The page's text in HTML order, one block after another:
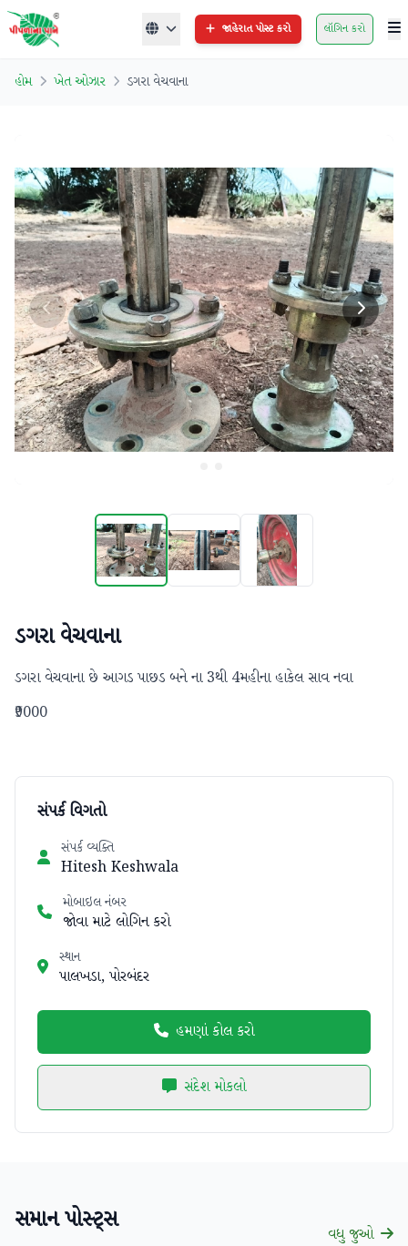
જાહેરાત પોસ્ટ કરો લૉગિન કરો
હોમ ખેત ઓઝાર ડગરા વેચવાના
ડગરા વેચવાના
ડગરા વેચવાના છે આગડ પાછડ બને ના 3થી 4મહીના હાકેલ સાવ નવા
₹9000
સંપર્ક વિગતો
સંપર્ક વ્યક્તિ
Hitesh Keshwala
મોબાઇલ નંબર
જોવા માટે લોગિન કરો
સ્થાન
પાલખડા, પોરબંદર
હમણાં કોલ કરો
સંદેશ મોકલો
સમાન પોસ્ટ્સ વધુ જુઓ